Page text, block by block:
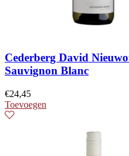
Cederberg David
Sauvignon Blanc
€24,45
Toevoegen